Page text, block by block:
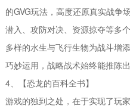
的GVG玩法，高度还原真实战争
潜入、攻防对决、资源掠夺等多
多样的水生与飞行生物为战斗增
巧妙运用，战略战术始终能推陈
4、【恐龙的百科全书】
游戏的独到之处，在于实现了玩